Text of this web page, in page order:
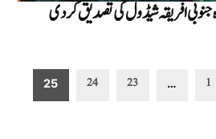
افریقہ شیڈول کی تصدیق کر دی
1
…
23
24
25